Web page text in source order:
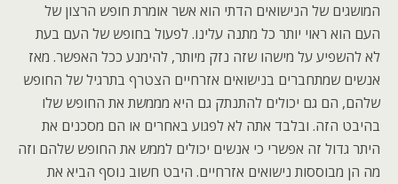
המושגים של הנישואים הדתי הוא אשר אומרת חופש הרצון של
העם הוא ראוי יותר כל מתנה עלינו. לפעול בחופש של העם בעת
לא להשפיע על מישהו שזה נזק מיותר, להימנע ככל האפשר. מאז
אנשים שמתחברים בנישואים אזרחיים הצטרף בתרגיל של החופש
שלהם, הם גם יכולים להתנתק גם היא מממשת את החופש שלו
בהיבט הזה. ובלבד אתה לא לפגוע באחרים או הם מסכנים את
היתר גדול זה אפשרי כי אנשים יכולים לממש את החופש שלהם וזה
מה הן מבוססות נישואים אזרחיים. היבט חשוב נוסף הביא את